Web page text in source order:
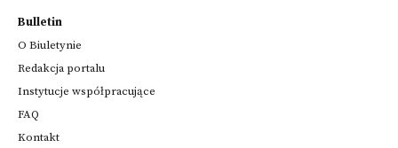
Bulletin
O Biuletynie
Redakcja portalu
Instytucje współpracujące
FAQ
Kontakt